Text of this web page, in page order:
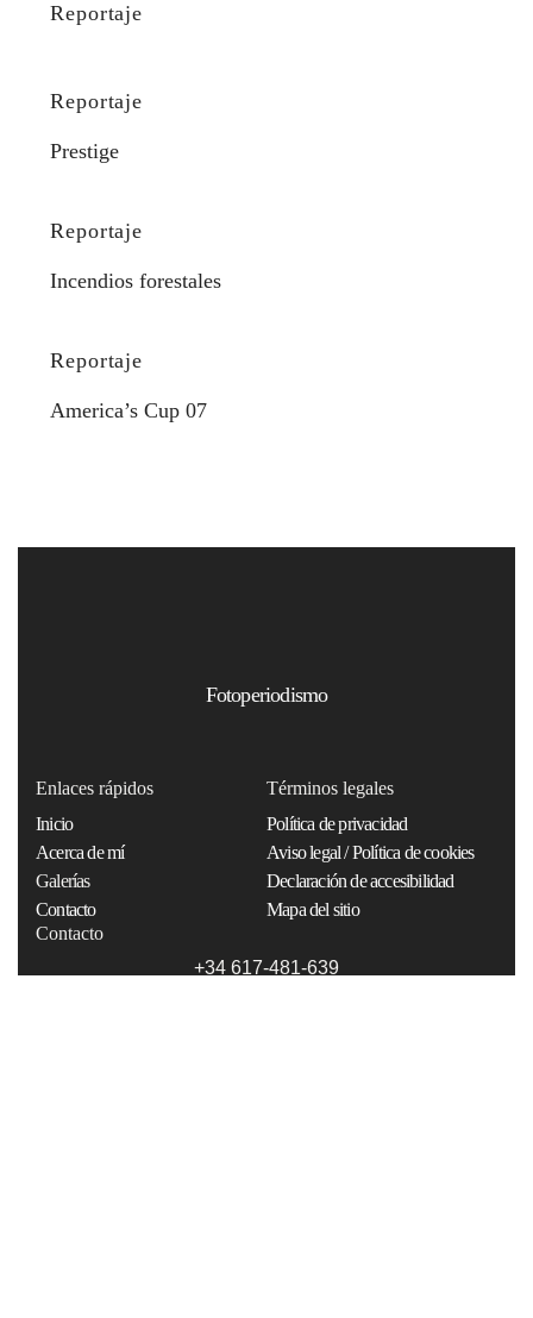
Reportaje
Reportaje
Prestige
Reportaje
Incendios forestales
Reportaje
America’s Cup 07
Fotoperiodismo
Enlaces rápidos
Inicio
Acerca de mí
Galerías
Contacto
Términos legales
Política de privacidad
Aviso legal / Política de cookies
Declaración de accesibilidad
Mapa del sitio
Contacto
+34 617-481-639